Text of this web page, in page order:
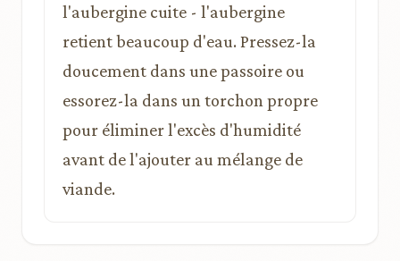
l'aubergine cuite - l'aubergine
retient beaucoup d'eau. Pressez-la
doucement dans une passoire ou
essorez-la dans un torchon propre
pour éliminer l'excès d'humidité
avant de l'ajouter au mélange de
viande.